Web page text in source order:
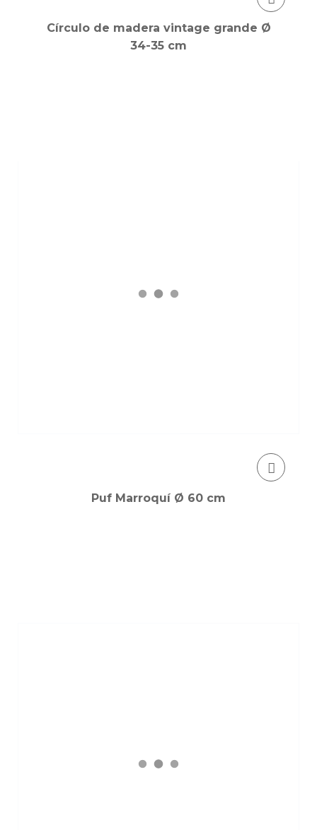
Círculo de madera vintage grande Ø
34-35 cm
Puf Marroquí Ø 60 cm